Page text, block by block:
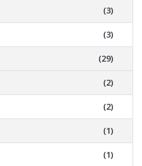
(3)
(3)
(29)
(2)
(2)
(1)
(1)